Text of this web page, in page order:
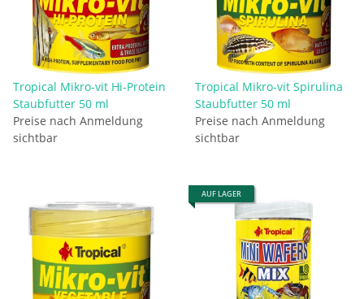
Tropical Mikro-vit Hi-Protein
Staubfutter 50 ml
Preise nach Anmeldung
sichtbar
Tropical Mikro-vit Spirulina
Staubfutter 50 ml
Preise nach Anmeldung
sichtbar
AUF LAGER